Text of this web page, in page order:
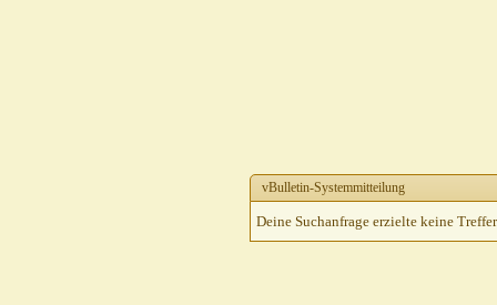
vBulletin-Systemmitteilung
Deine Suchanfrage erzielte keine